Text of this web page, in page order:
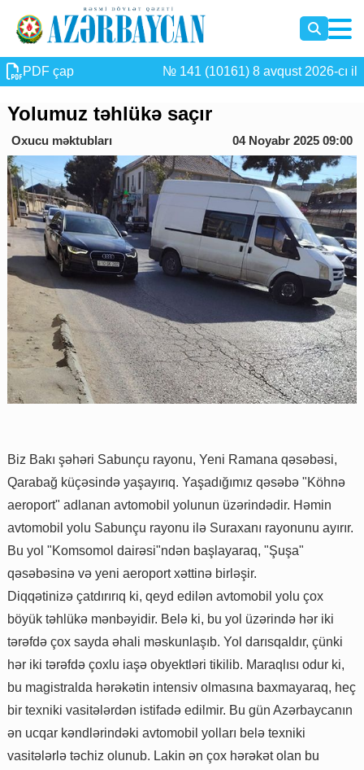
PDF çap № 141 (10161) 8 avqust 2026-cı il
Yolumuz təhlükə saçır
Oxucu məktubları 04 Noyabr 2025 09:00
Biz Bakı şəhəri Sabunçu rayonu, Yeni Ramana qəsəbəsi,
Qarabağ küçəsində yaşayırıq. Yaşadığımız qəsəbə "Köhnə
aeroport" adlanan avtomobil yolunun üzərindədir. Həmin
avtomobil yolu Sabunçu rayonu ilə Suraxanı rayonunu ayırır.
Bu yol "Komsomol dairəsi"ndən başlayaraq, "Şuşa"
qəsəbəsinə və yeni aeroport xəttinə birləşir.
Diqqətinizə çatdırırıq ki, qeyd edilən avtomobil yolu çox
böyük təhlükə mənbəyidir. Belə ki, bu yol üzərində hər iki
tərəfdə çox sayda əhali məskunlaşıb. Yol darısqaldır, çünki
hər iki tərəfdə çoxlu iaşə obyektləri tikilib. Maraqlısı odur ki,
bu magistralda hərəkətin intensiv olmasına baxmayaraq, heç
bir texniki vasitələrdən istifadə edilmir. Bu gün Azərbaycanın
ən ucqar kəndlərindəki avtomobil yolları belə texniki
vasitələrlə təchiz olunub. Lakin ən çox hərəkət olan bu